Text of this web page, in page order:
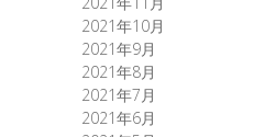
2021年10月
2021年9月
2021年8月
2021年7月
2021年6月